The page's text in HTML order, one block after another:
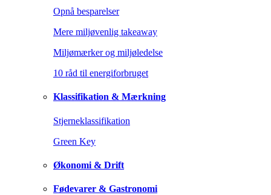
Opnå besparelser
Mere miljøvenlig takeaway
Miljømærker og miljøledelse
10 råd til energiforbruget
Klassifikation & Mærkning
Stjerneklassifikation
Green Key
Økonomi & Drift
Fødevarer & Gastronomi